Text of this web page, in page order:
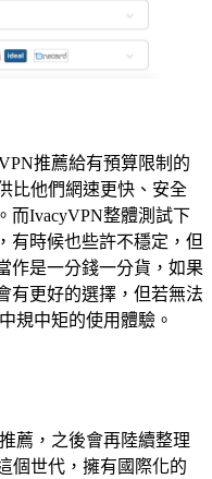
推薦給有預算限制的
比他們網速更快、安全
而IvacyVPN整體測試下
有時候也些許不穩定，但
作是一分錢一分貨，如果
有更好的選擇，但若無法
規中矩的使用體驗。
薦，之後會再陸續整理
個世代，擁有國際化的